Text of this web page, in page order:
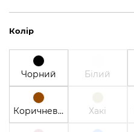
Колір
Чорний Білий
Коричневий Хакі